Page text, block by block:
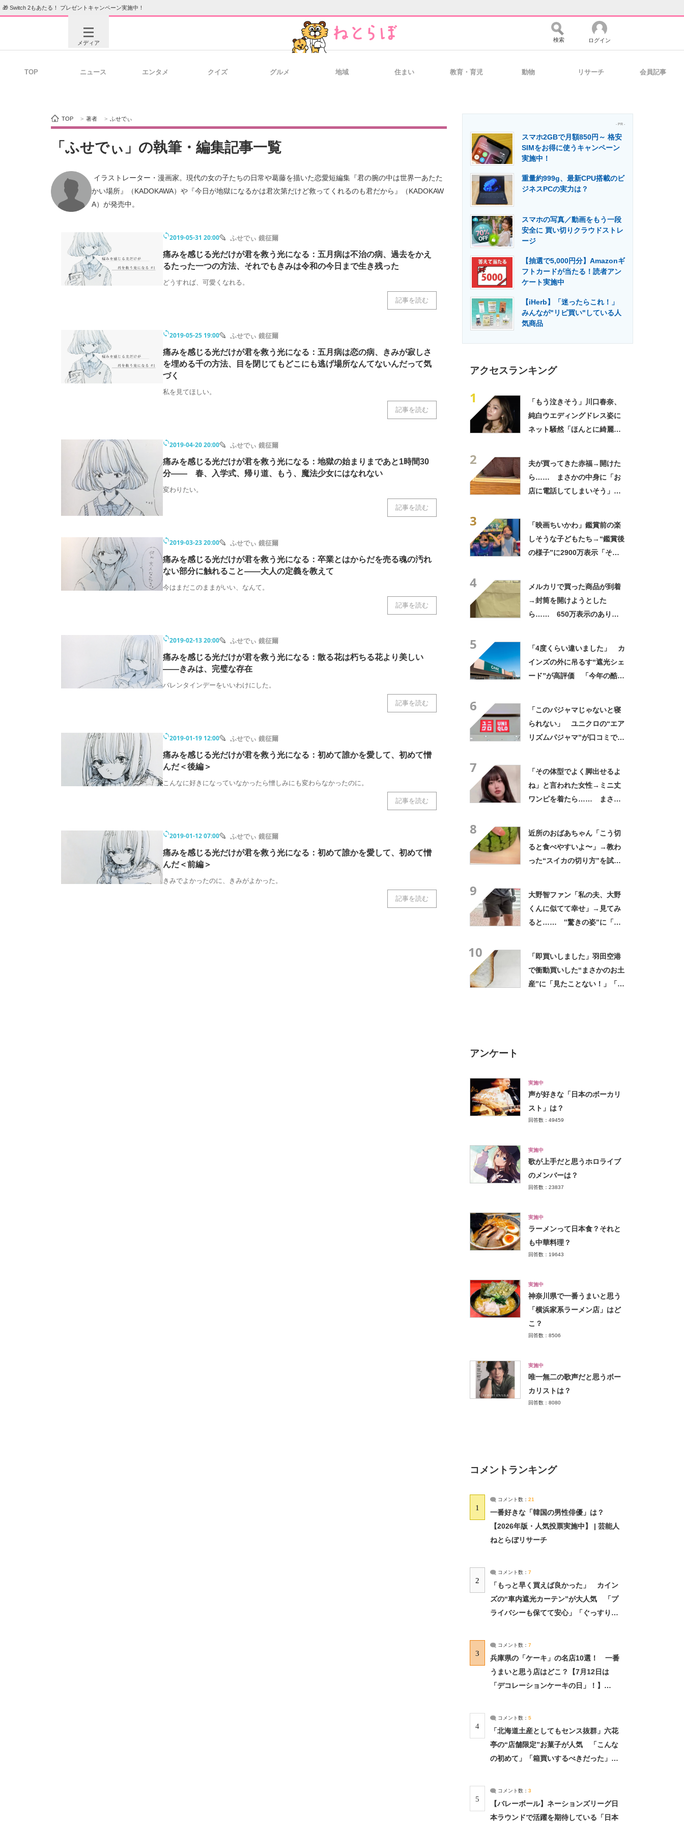
🎁 Switch 2もあたる！ プレゼントキャンペーン実施中！
メディア
ビジネスと働き方のヒント AI活用のいまが分かる 経営リーダーのコミュニティ マーケ×ITの今がよく分かる
ITエンジニア向け専門サイト 企業向けIT製品の総合サイト IT製品の技術・比較・事例 製造業のIT導入・活用を支援
モノづくり技術者専門サイト エレクトロニクス専門サイト エネルギーの専門メディア 建設×テクノロジーの最前線
ちょっと気になるネットの話題
検索 ログイン
TOP ニュース エンタメ クイズ グルメ 地域 住まい 教育・育児 動物 リサーチ 会員記事
TOP > 著者 > ふせでぃ
「ふせでぃ」の執筆・編集記事一覧
かい場所』（KADOKAWA）や『今日が地獄になるかは君次第だけど救ってくれるのも君だから』（KADOKAW
A）が発売中。
2019-05-31 20:00 ふせでぃ 鏡征爾
痛みを感じる光だけが君を救う光になる：五月病は不治の病、過去をかえ
るたった一つの方法、それでもきみは令和の今日まで生き残った
どうすれば、可愛くなれる。
記事を読む
2019-05-25 19:00 ふせでぃ 鏡征爾
痛みを感じる光だけが君を救う光になる：五月病は恋の病、きみが寂しさ
を埋める千の方法、目を閉じてもどこにも逃げ場所なんてないんだって気
づく
私を見てほしい。
記事を読む
2019-04-20 20:00 ふせでぃ 鏡征爾
痛みを感じる光だけが君を救う光になる：地獄の始まりまであと1時間30
分―― 春、入学式、帰り道、もう、魔法少女にはなれない
変わりたい。
記事を読む
2019-03-23 20:00 ふせでぃ 鏡征爾
痛みを感じる光だけが君を救う光になる：卒業とはからだを売る魂の汚れ
ない部分に触れること――大人の定義を教えて
今はまだこのままがいい、なんて。
記事を読む
2019-02-13 20:00 ふせでぃ 鏡征爾
痛みを感じる光だけが君を救う光になる：散る花は朽ちる花より美しい
――きみは、完璧な存在
バレンタインデーをいいわけにした。
記事を読む
2019-01-19 12:00 ふせでぃ 鏡征爾
痛みを感じる光だけが君を救う光になる：初めて誰かを愛して、初めて憎
んだ＜後編＞
こんなに好きになっていなかったら憎しみにも変わらなかったのに。
記事を読む
2019-01-12 07:00 ふせでぃ 鏡征爾
痛みを感じる光だけが君を救う光になる：初めて誰かを愛して、初めて憎
んだ＜前編＞
きみでよかったのに、きみがよかった。
記事を読む
- PR -
スマホ2GBで月額850円～ 格安
SIMをお得に使うキャンペーン
実施中！
重量約999g、最新CPU搭載のビ
ジネスPCの実力は？
スマホの写真／動画をもう一段
安全に 買い切りクラウドストレ
ージ
【抽選で5,000円分】Amazonギ
フトカードが当たる！読者アン
ケート実施中
【iHerb】「迷ったらこれ！」
みんなが"リピ買い"している人
気商品
アクセスランキング
1
「もう泣きそう」川口春奈、
純白ウエディングドレス姿に
ネット騒然「ほんとに綺麗」
2
夫が買ってきた赤福→開けた
ら…… まさかの中身に「お
店に電話してしまいそう」
3
「映画ちいかわ」鑑賞前の楽
しそうな子どもたち→“鑑賞後
の様子”に2900万表示「そう
4
メルカリで買った商品が到着
→封筒を開けようとした
ら…… 650万表示のありえ
5
「4度くらい違いました」 カ
インズの外に吊るす“遮光シェ
ード”が高評価 「今年の酷暑
6
「このパジャマじゃないと寝
られない」 ユニクロの“エア
リズムパジャマ”が口コミで好
7
「その体型でよく脚出せるよ
ね」と言われた女性→ミニ丈
ワンピを着たら…… まさか
8
近所のおばあちゃん「こう切
ると食べやすいよ〜」→教わ
った“スイカの切り方”を試し
9
大野智ファン「私の夫、大野
くんに似てて幸せ」→見てみ
ると…… ‟驚きの姿”に「最
10
「即買いしました」羽田空港
で衝動買いした“まさかのお土
産”に「見たことない！」「み
アンケート
実施中
声が好きな「日本のボーカリ
スト」は？
回答数：49459
実施中
歌が上手だと思うホロライブ
のメンバーは？
回答数：23837
実施中
ラーメンって日本食？それと
も中華料理？
回答数：19643
実施中
神奈川県で一番うまいと思う
「横浜家系ラーメン店」はど
こ？
回答数：8506
実施中
唯一無二の歌声だと思うボー
カリストは？
回答数：8080
コメントランキング
1
コメント数： 21
一番好きな「韓国の男性俳優」は？
【2026年版・人気投票実施中】 | 芸能人
ねとらぼリサーチ
2
コメント数： 7
「もっと早く買えば良かった」 カイン
ズの“車内遮光カーテン”が大人気 「プ
ライバシーも保てて安心」「ぐっすり眠
3
コメント数： 7
兵庫県の「ケーキ」の名店10選！ 一番
うまいと思う店はどこ？【7月12日は
「デコレーションケーキの日」！】
4
コメント数： 5
「北海道土産としてもセンス抜群」六花
亭の“店舗限定”お菓子が人気 「こんな
の初めて」「箱買いするべきだった」
5
コメント数： 3
【バレーボール】ネーションズリーグ日
本ラウンドで活躍を期待している「日本